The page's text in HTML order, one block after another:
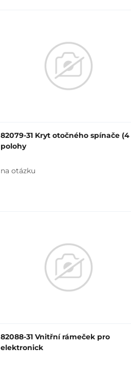
82079-31 Kryt otočného spínače (4
polohy
na otázku
82088-31 Vnitřní rámeček pro
elektronick